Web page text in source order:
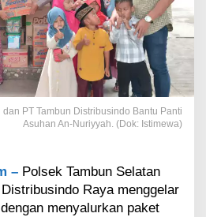
PT Tambun Distribusindo Bantu Panti
Asuhan An-Nuriyyah. (Dok: Istimewa)
– Polsek Tambun Selatan
Raya menggelar
menyalurkan paket